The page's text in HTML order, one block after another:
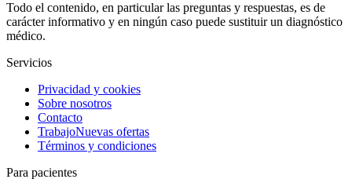
Todo el contenido, en particular las preguntas y respuestas, es de
carácter informativo y en ningún caso puede sustituir un diagnóstico
médico.
Servicios
Privacidad y cookies
Sobre nosotros
Contacto
TrabajoNuevas ofertas
Términos y condiciones
Para pacientes